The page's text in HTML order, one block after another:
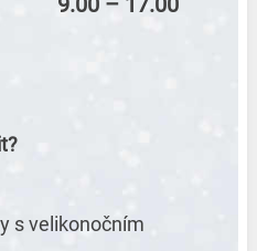
s velikonočním